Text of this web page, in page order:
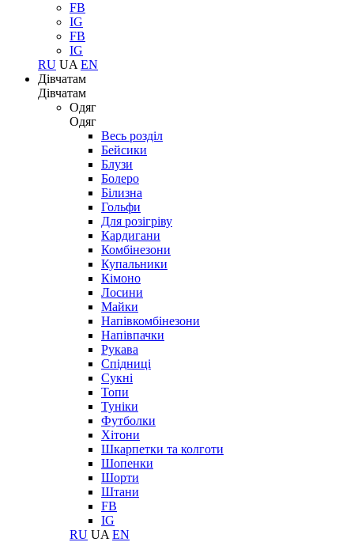
FB
IG
FB
IG
RU UA EN
Дівчатам
Дівчатам
Одяг
Одяг
Весь розділ
Бейсики
Блузи
Болеро
Білизна
Гольфи
Для розігріву
Кардигани
Комбінезони
Купальники
Кімоно
Лосини
Майки
Напівкомбінезони
Напівпачки
Рукава
Спідниці
Сукні
Топи
Туніки
Футболки
Хітони
Шкарпетки та колготи
Шопенки
Шорти
Штани
FB
IG
RU UA EN